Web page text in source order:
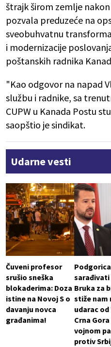
štrajk širom zemlje
pozvala preduzeće na
sveobuhvatnu
i modernizacije
poštanskih radnika
"Kao odgovor na napad
službu i radnike, sa
CUPW u Kanada Postu
saopštio je sindikat.
Udarne vesti
Čuveni profesor
srušio sneška
blokaderima: Doza
istine na Novoj S o
davanju novca
građanima!
sarađivati
Bruka za
stiže nam
udarac
Crna Gora
vojnom
protiv